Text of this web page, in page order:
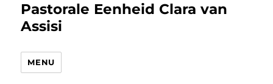
Pastorale Eenheid Clara van
Assisi
MENU